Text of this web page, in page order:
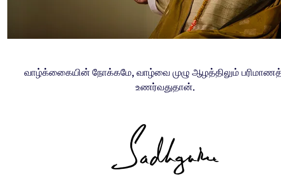
வாழ்க்கைையின் நோக்கமே, வாழ்வை முழு ஆழத்திலும்
உணர்வதுதான்.